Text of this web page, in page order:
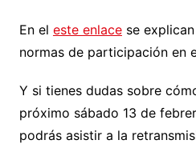
En el este enlacese
normas de participación en
Y si tienes dudas sobre
próximo sábado 13 de
podrás asistir a la